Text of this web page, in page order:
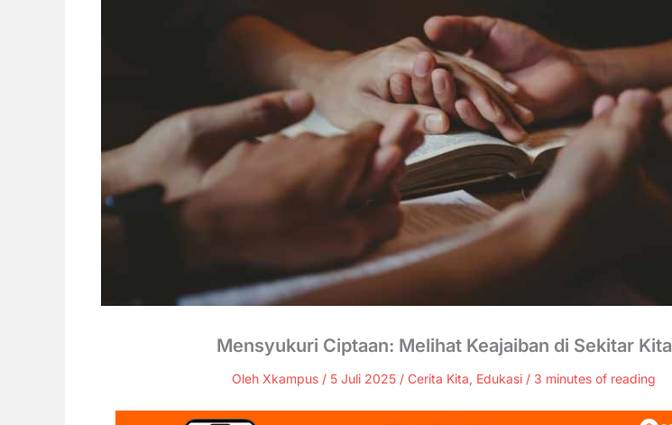
Mensyukuri Ciptaan: Melihat Keajaiban di Sekitar Kita
Oleh Xkampus / 5 Juli 2025 / Cerita Kita, Edukasi / 3 minutes of reading